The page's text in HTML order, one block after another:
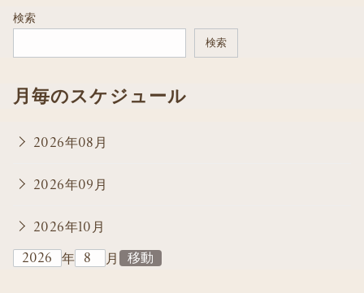
検索
検索
月毎のスケジュール
2026年08月
2026年09月
2026年10月
年
月